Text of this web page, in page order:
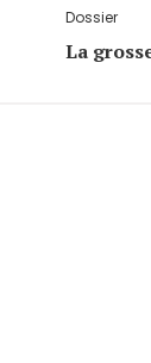
Dossier
La